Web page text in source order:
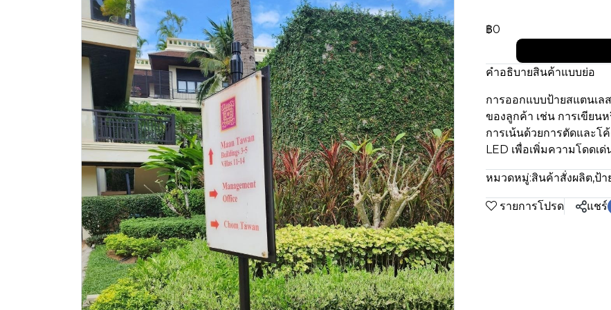
฿0
คำอธิบายสินค้าแบบย่อ
การออกแบบป้ายสแตนเ
ของลูกค้า เช่น การเขีย
การเน้นด้วยการตัดและโ
LED เพื่อเพิ่มความโดดเ
หมวดหมู่:สินค้าสั่งผลิต,ป้า
รายการโปรด แชร์